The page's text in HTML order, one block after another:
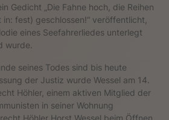
Gedicht „Die Fahne hoch, die Reihen
fest) geschlossen!“ veröffentlicht,
eines Seefahrerliedes unterlegt
wurde.
seines Todes sind bis heute
der Justiz wurde Wessel am 14.
Höhler, einem aktiven Mitglied der
in seiner Wohnung
Höhler Horst Wessel beim Öffnen